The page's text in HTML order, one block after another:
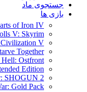
جستجوی ماد
بازی ها
of Iron IV
V: Skyrim
Civilization V
Together
Hell: Ostfront
Edition
SHOGUN 2
Gold Pack